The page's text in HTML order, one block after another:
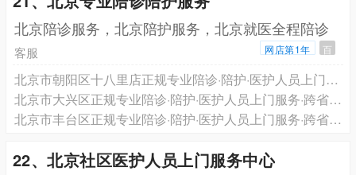
北京陪诊服务，北京陪护服务，北京就医全程陪诊
客服 网店第1年 百
北京市朝阳区十八里店正规专业陪诊·陪护·医护人员上门服务·跨省长途救护车转运一站式服务电话预约
北京市大兴区正规专业陪诊·陪护·医护人员上门服务·跨省长途救护车转运一站式服务电话预约
北京市丰台区正规专业陪诊·陪护·医护人员上门服务·跨省长途救护车转运一站式服务电话预约
22、北京社区医护人员上门服务中心